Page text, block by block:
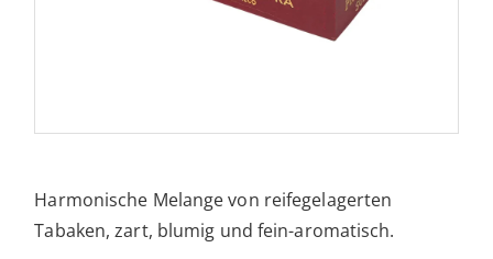
Harmonische Melange von reifegelagerten
Tabaken, zart, blumig und fein-aromatisch.